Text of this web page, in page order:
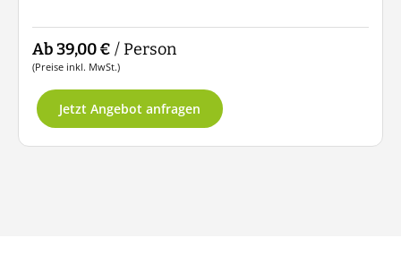
Ab 39,00 € / Person
(Preise inkl. MwSt.)
Jetzt Angebot anfragen